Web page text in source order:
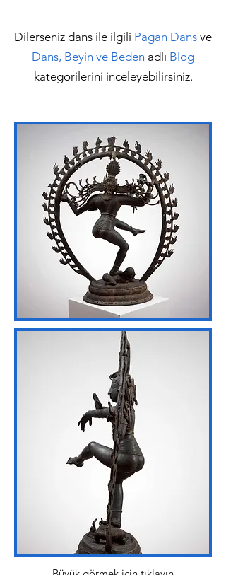
Dilerseniz dans ile ilgili Pagan Dans ve
Dans, Beyin ve Beden adlı Blog
kategorilerini inceleyebilirsiniz.